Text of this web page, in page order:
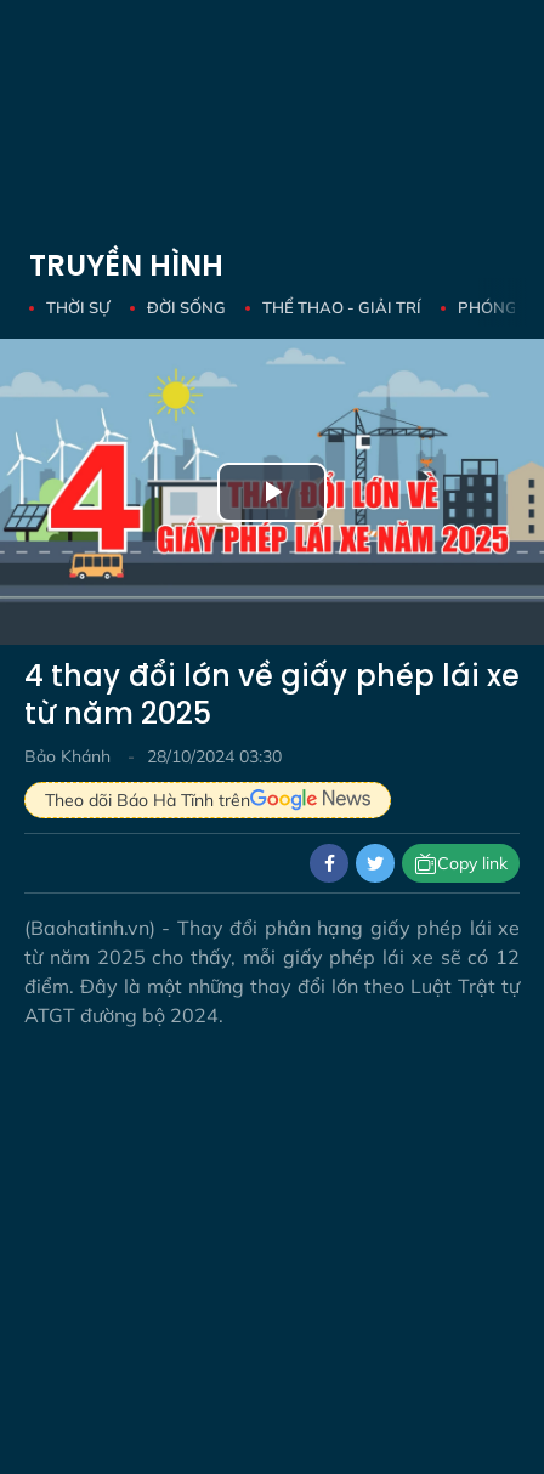
TRUYỀN HÌNH
THỜI SỰ ĐỜI SỐNG THỂ THAO - GIẢI TRÍ PHÓNG
Play
Video
4 thay đổi lớn về giấy phép lái xe
từ năm 2025
Bảo Khánh
28/10/2024 03:30
Theo dõi Báo Hà Tĩnh trên
Copy link
(Baohatinh.vn) - Thay đổi phân hạng giấy phép lái xe
từ năm 2025 cho thấy, mỗi giấy phép lái xe sẽ có 12
điểm. Đây là một những thay đổi lớn theo Luật Trật tự
ATGT đường bộ 2024.